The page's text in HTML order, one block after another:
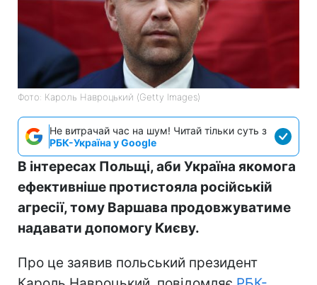
Фото: Кароль Навроцький (Getty Images)
Не витрачай час на шум! Читай тільки суть з
РБК-Україна у Google
В інтересах Польщі, аби Україна якомога
ефективніше протистояла російській
агресії, тому Варшава продовжуватиме
надавати допомогу Києву.
Про це заявив польський президент